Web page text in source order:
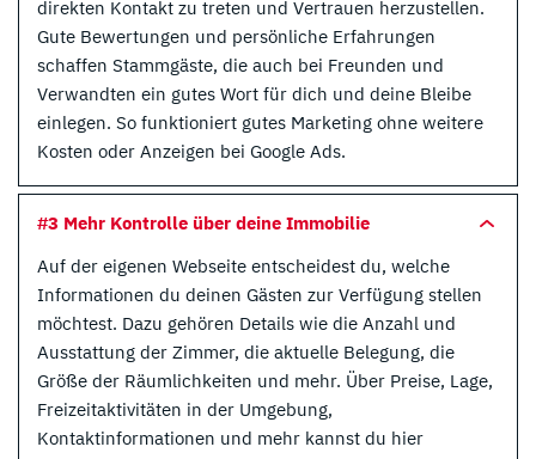
direkten Kontakt zu treten und Vertrauen herzustellen.
Gute Bewertungen und persönliche Erfahrungen
schaffen Stammgäste, die auch bei Freunden und
Verwandten ein gutes Wort für dich und deine Bleibe
einlegen. So funktioniert gutes Marketing ohne weitere
Kosten oder Anzeigen bei Google Ads.
#3 Mehr Kontrolle über deine Immobilie
Auf der eigenen Webseite entscheidest du, welche
Informationen du deinen Gästen zur Verfügung stellen
möchtest. Dazu gehören Details wie die Anzahl und
Ausstattung der Zimmer, die aktuelle Belegung, die
Größe der Räumlichkeiten und mehr. Über Preise, Lage,
Freizeitaktivitäten in der Umgebung,
Kontaktinformationen und mehr kannst du hier